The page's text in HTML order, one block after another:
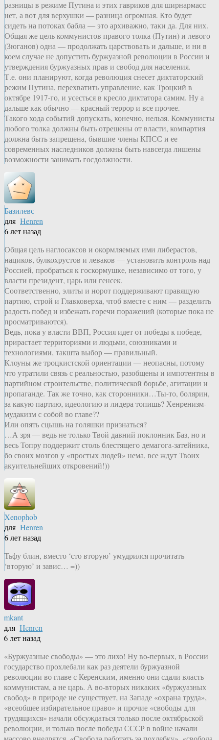
разницы в режиме Путина и этих гавриков для ширнармасс
нет, а вот для верхушки — разница огромная. Кто будет
сидеть на потоках бабла — это архиважно, таки да. Для них.
Общая же цель коммунистов правого толка (Путин) и левого
(Зюганов) одна — продолжать царствовать и дальше, и ни в
коем случае не допустить буржуазной революции в России и
утверждения буржуазных прав и свобод для населения.
Т.е. они планируют, когда революция снесет диктаторский
режим Путина, перехватить управление, как Троцкий в
октябре 1917-го, и усесться в кресло диктатора самим. Ну а
дальше как обычно — красный террор и все прочее.
Такого хода событий допускать, конечно, нельзя. Коммунисты
любого толка должны быть отрешены от власти, компартия
должна быть запрещена, бывшие члены КПСС и ее
современных наследников должны быть навсегда лишены
возможности занимать госдолжности.
Базилевс
для Henren
6 лет назад
Общая цель наглосаксов и окормляемых ими либерастов,
нациков, булкохрустов и леваков — установить контроль над
Россией, пробраться к госкормушке, независимо от того, у
власти президент, царь или генсек.
Соответственно, элиты и норот поддерживают правящую
партию, строй и Главковерха, чтоб вместе с ним — разделить
радость побед и избежать горечи поражений (которые пока не
просматриваются).
Ведь, пока у власти ВВП, Россия идет от победы к победе,
прирастает территориями и людьми, союзниками и
технологиями, такшта выбор — правильный.
Клоуны же троцкистской ориентации — неопасны, потому
что утратили связь с реальностью, разобщены и импотентны в
партийном строительстве, политической борьбе, агитации и
пропаганде. Так же точно, как сторонники…Ты-то, болярин,
за какую партию, идеологию и лидера топишь? Хенренизм-
мудакизм с собой во главе??
Или опять сцышь на голяшки признаться?
…А зря — ведь не только Твой давний поклонник Баз, но и
весь Топру поддержит столь блестящего демагога-затейника,
бо своих мозгов у «простых людей» нема, все ждут Твоих
акуительнейших откровений!))
Xenophob
для Henren
6 лет назад
Тьфу блин, вместо ‘сто вторую’ умудрился прочитать
‘вторую’ и завис… =))
mkant
для Henren
6 лет назад
«Буржуазные свободы» — это лихо! Ну во-первых, в России
государство прохлебали как раз деятели буржуазной
революции во главе с Керенским, именно они сдали власть
коммунистам, а не царь. А во-вторых никаких «буржуазных
свобод» в природе не существует, на Западе «охрана труда»,
«всеобщее избирательное право» и прочие «свободы для
трудящихся» начали обсуждаться только после октябрьской
революции, и только после победы СССР в войне начали